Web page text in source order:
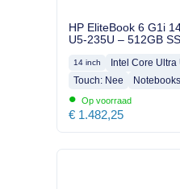
HP EliteBook 6 G1i
U5-235U – 512GB
14 inch Intel Core
Touch: Nee
Notebooks
• Op voorraad
€ 1.482,25